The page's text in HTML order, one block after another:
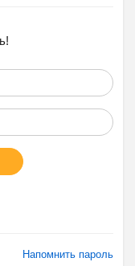
Напомнить пароль